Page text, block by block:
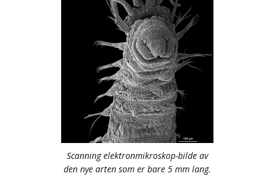
Scanning elektronmikroskop-bilde av
den nye arten som er bare 5 mm lang.